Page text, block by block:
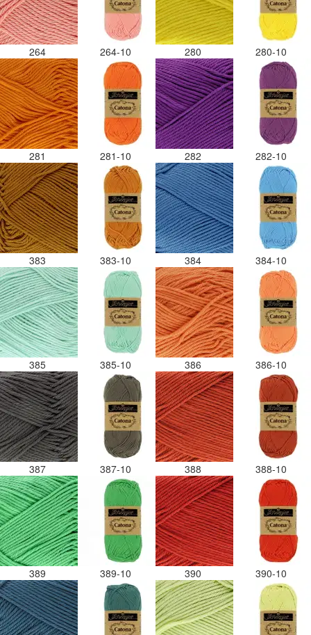
264 264-10 280 280-10
281 281-10 282 282-10
383 383-10 384 384-10
385 385-10 386 386-10
387 387-10 388 388-10
389 389-10 390 390-10